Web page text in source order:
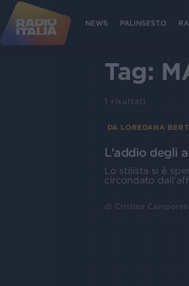
NEWS PALINSESTO
Tag:
1 risultati
DA LOREDANA
L'addio degli
Lo stilista si è
circondato
di Cristina